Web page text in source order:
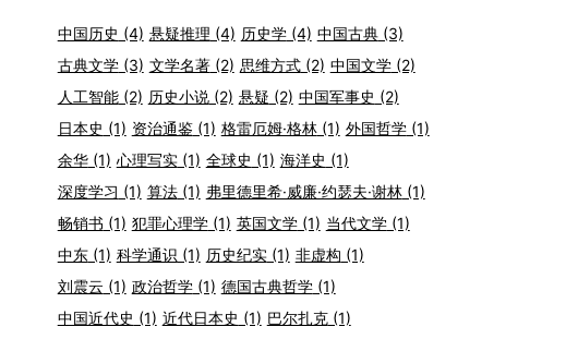
中国历史 (4) 悬疑推理 (4) 历史学(4) 中国古典(3)
古典文学(3) 文学名著(2) 思维方式(2) 中国文学(2)
人工智能(2) 历史小说(2) 悬疑 (2) 中国军事史 (2)
日本史 (1) 资治通鉴(1) 格雷厄姆·格林(1) 外国哲学(1)
余华(1) 心理写实(1) 全球史 (1) 海洋史 (1)
深度学习 (1) 算法(1) 弗里德里希·威廉·约瑟夫·谢林(1)
畅销书 (1) 犯罪心理学(1) 英国文学(1) 当代文学(1)
中东(1) 科学通识 (1) 历史纪实(1) 非虚构 (1)
刘震云 (1) 政治哲学(1) 德国古典哲学(1)
中国近代史 (1) 近代日本史 (1) 巴尔扎克(1)